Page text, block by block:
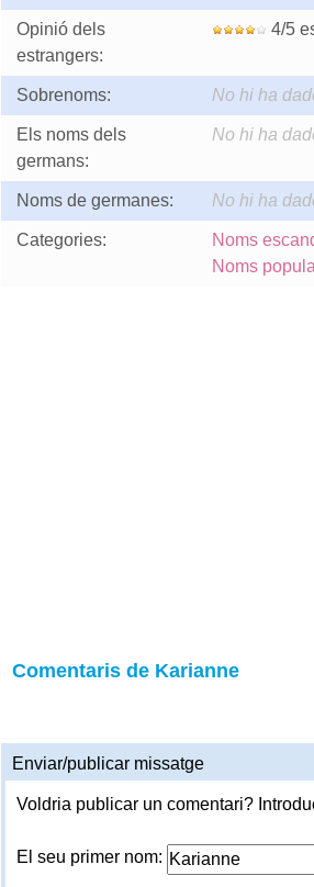
Opinió dels
estrangers:
4/5
Sobrenoms: No hi ha
Els noms dels
germans:
No hi ha
Noms de germanes: No hi ha
Categories: Noms
Noms
Comentaris de Karianne
Enviar/publicar missatge
Voldria publicar un comentari?
El seu primer nom: